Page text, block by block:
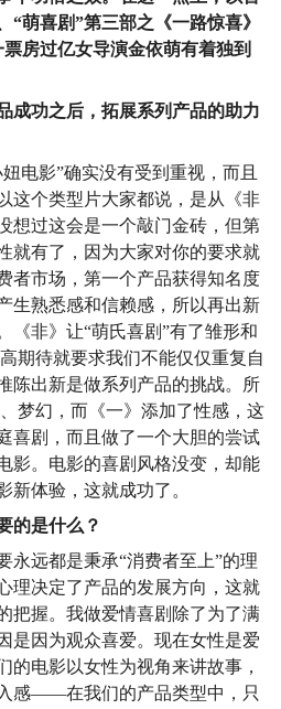
“萌喜剧”第三部之《一路惊喜》
房过亿女导演金依萌有着独到
成功之后，拓展系列产品的助力
电影”确实没有受到重视，而且
这个类型片大家都说，是从《非
过这会是一个敲门金砖，但第
就有了，因为大家对你的要求就
市场，第一个产品获得知名度
生熟悉感和信赖感，所以再出新
《非》让“萌氏喜剧”有了雏形和
期待就要求我们不能仅仅重复自
出新是做系列产品的挑战。所
梦幻，而《一》添加了性感，这
喜剧，而且做了一个大胆的尝试
。电影的喜剧风格没变，却能
新体验，这就成功了。
的是什么？
永远都是秉承“消费者至上”的理
决定了产品的发展方向，这就
把握。我做爱情喜剧除了为了满
是因为观众喜爱。现在女性是爱
的电影以女性为视角来讲故事，
感——在我们的产品类型中，只